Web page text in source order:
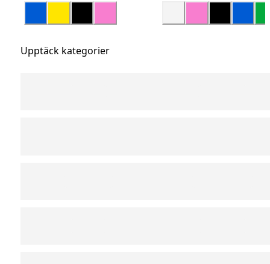
Upptäck kategorier